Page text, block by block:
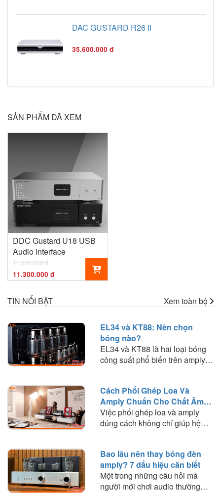
DAC GUSTARD R26 II
35.600.000 đ
SẢN PHẨM ĐÃ XEM
DDC Gustard U18 USB
Audio Interface
11.900.000 đ
11.300.000 đ
TIN NỔI BẬT Xem toàn bộ
EL34 và KT88: Nên chọn
bóng nào?
EL34 và KT88 là hai loại bóng
công suất phổ biến trên amply
phối ghép và lựa chọn loại bóng
phù hợp với nhu cầu nghe
nhạc.
Cách Phối Ghép Loa Và
Amply Chuẩn Cho Chất Âm
Hay
Việc phối ghép loa và amply
đúng cách không chỉ giúp hệ
thanh mà bạn trải nghiệm. Trong
bài viết này, HD Audio sẽ chia
sẻ những nguyên tắc quan trọng
và kinh nghiệm thực tế giúp bạn
Bao lâu nên thay bóng đèn
amply? 7 dấu hiệu cần biết
Một trong những câu hỏi mà
người mới chơi audio thường